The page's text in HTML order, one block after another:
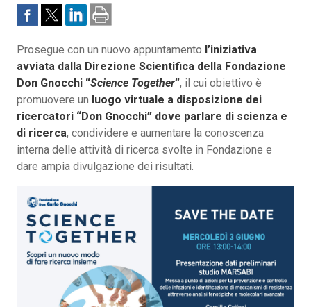
Prosegue con un nuovo appuntamento l’iniziativa
avviata dalla Direzione Scientifica della Fondazione
Don Gnocchi “Science Together”, il cui obiettivo è
promuovere un luogo virtuale a disposizione dei
ricercatori “Don Gnocchi” dove parlare di scienza e
di ricerca, condividere e aumentare la conoscenza
interna delle attività di ricerca svolte in Fondazione e
dare ampia divulgazione dei risultati.